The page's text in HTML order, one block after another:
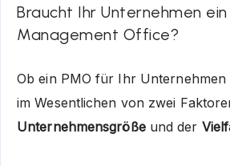
Braucht Ihr Unternehmen
Management Office?
Ob ein PMO für Ihr
im Wesentlichen von zwei
Unternehmensgrößeund der